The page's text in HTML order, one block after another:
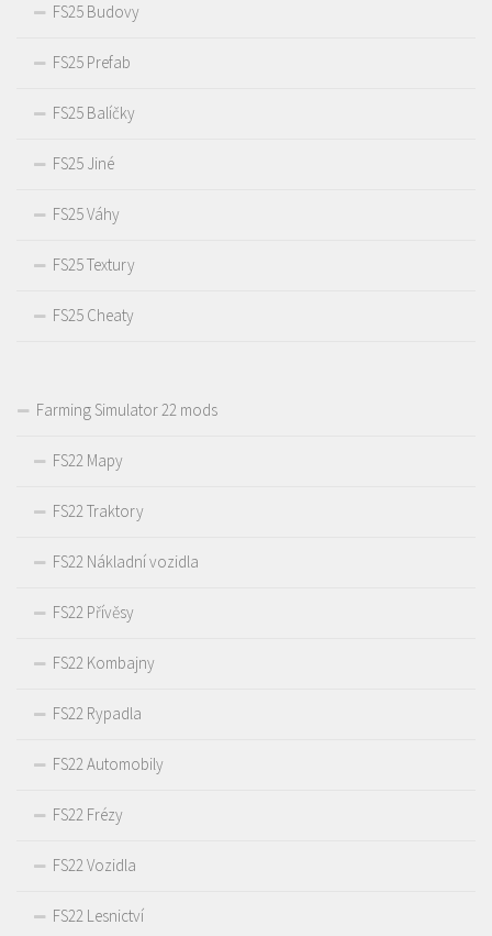
FS25 Budovy
FS25 Prefab
FS25 Balíčky
FS25 Jiné
FS25 Váhy
FS25 Textury
FS25 Cheaty
Farming Simulator 22 mods
FS22 Mapy
FS22 Traktory
FS22 Nákladní vozidla
FS22 Přívěsy
FS22 Kombajny
FS22 Rypadla
FS22 Automobily
FS22 Frézy
FS22 Vozidla
FS22 Lesnictví